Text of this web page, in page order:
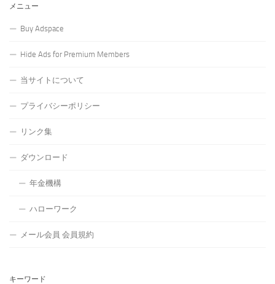
メニュー
Buy Adspace
Hide Ads for Premium Members
当サイトについて
プライバシーポリシー
リンク集
ダウンロード
年金機構
ハローワーク
メール会員 会員規約
キーワード